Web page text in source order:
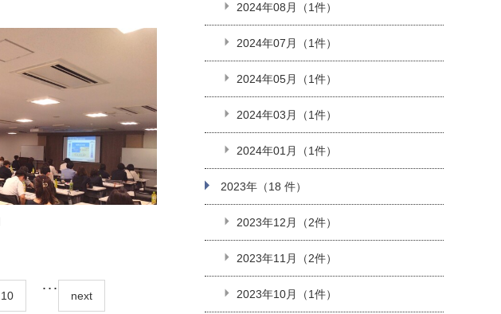
10
･･･
next
2024年08月（1件）
2024年07月（1件）
2024年05月（1件）
2024年03月（1件）
2024年01月（1件）
2023年（18 件）
2023年12月（2件）
2023年11月（2件）
2023年10月（1件）